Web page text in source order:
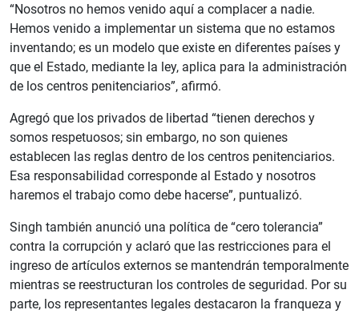
“Nosotros no hemos venido aquí a complacer a nadie.
Hemos venido a implementar un sistema que no estamos
inventando; es un modelo que existe en diferentes países y
que el Estado, mediante la ley, aplica para la administración
de los centros penitenciarios”, afirmó.
Agregó que los privados de libertad “tienen derechos y
somos respetuosos; sin embargo, no son quienes
establecen las reglas dentro de los centros penitenciarios.
Esa responsabilidad corresponde al Estado y nosotros
haremos el trabajo como debe hacerse”, puntualizó.
Singh también anunció una política de “cero tolerancia”
contra la corrupción y aclaró que las restricciones para el
ingreso de artículos externos se mantendrán temporalmente
mientras se reestructuran los controles de seguridad. Por su
parte, los representantes legales destacaron la franqueza y